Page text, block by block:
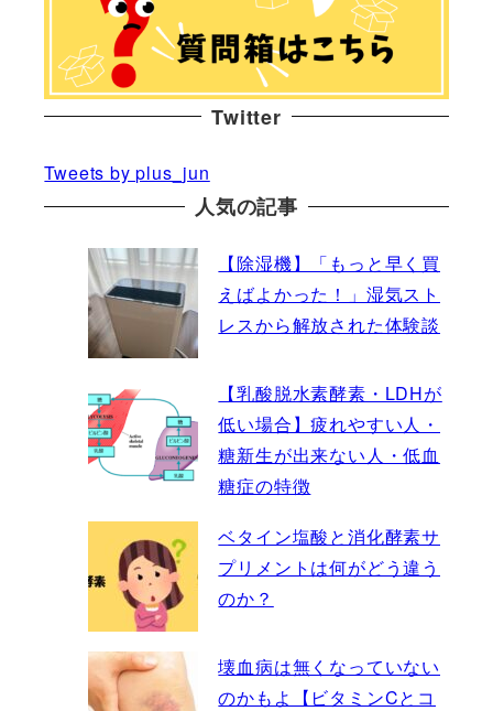
Twitter
Tweets by plus_jun
人気の記事
【除湿機】「もっと早く買
えばよかった！」湿気スト
レスから解放された体験談
【乳酸脱水素酵素・LDHが
低い場合】疲れやすい人・
糖新生が出来ない人・低血
糖症の特徴
ベタイン塩酸と消化酵素サ
プリメントは何がどう違う
のか？
壊血病は無くなっていない
のかもよ【ビタミンCとコ